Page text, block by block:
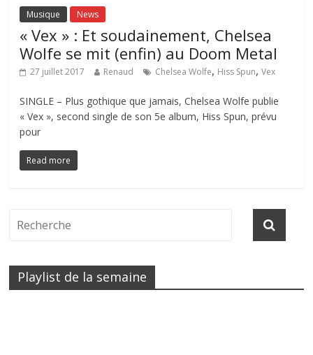
Musique News
« Vex » : Et soudainement, Chelsea
Wolfe se mit (enfin) au Doom Metal
27 juillet 2017 Renaud Chelsea Wolfe, Hiss Spun,Vex
SINGLE – Plus gothique que jamais, Chelsea Wolfe publie
« Vex », second single de son 5e album, Hiss Spun, prévu
pour
Read more
Playlist de la semaine